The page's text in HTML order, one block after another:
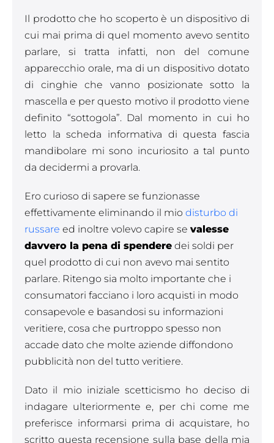
Il prodotto che ho scoperto è un dispositivo di
cui mai prima di quel momento avevo sentito
parlare, si tratta infatti, non del comune
apparecchio orale, ma di un dispositivo dotato
di cinghie che vanno posizionate sotto la
mascella e per questo motivo il prodotto viene
definito “sottogola”. Dal momento in cui ho
letto la scheda informativa di questa fascia
mandibolare mi sono incuriosito a tal punto
da decidermi a provarla.
Ero curioso di sapere se funzionasse
effettivamente eliminando il mio disturbo di
russare ed inoltre volevo capire se valesse
davvero la pena di spendere dei soldi per
quel prodotto di cui non avevo mai sentito
parlare. Ritengo sia molto importante che i
consumatori facciano i loro acquisti in modo
consapevole e basandosi su informazioni
veritiere, cosa che purtroppo spesso non
accade dato che molte aziende diffondono
pubblicità non del tutto veritiere.
Dato il mio iniziale scetticismo ho deciso di
indagare ulteriormente e, per chi come me
preferisce informarsi prima di acquistare, ho
scritto questa recensione sulla base della mia